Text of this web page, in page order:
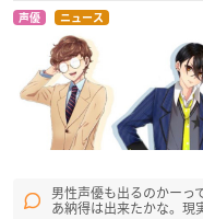
声優 ニュース
男性声優も出るのかーっ
あ納得は出来たかな。